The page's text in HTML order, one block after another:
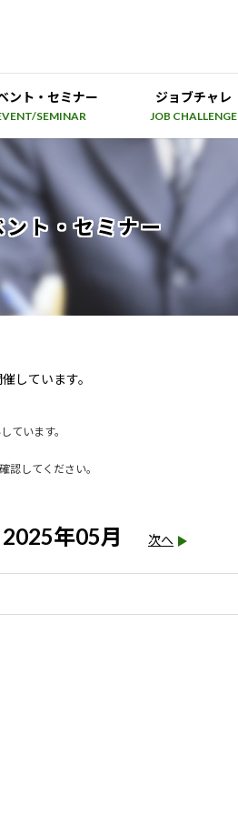
ント・セミナー
SEMINAR
ジョブチャレ
JOB CHALLENGE
ント・セミナー
しています。
ています。
認してください。
2025年05月 次へ